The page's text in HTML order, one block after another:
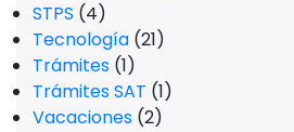
STPS (4)
Tecnología (21)
Trámites (1)
Trámites SAT (1)
Vacaciones (2)